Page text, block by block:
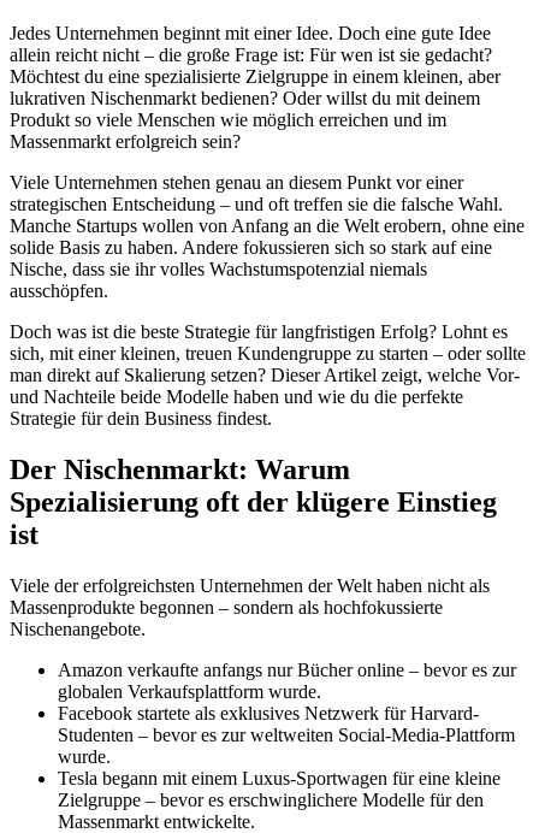
Jedes Unternehmen beginnt mit einer Idee. Doch eine gute Idee
allein reicht nicht – die große Frage ist: Für wen ist sie gedacht?
Möchtest du eine spezialisierte Zielgruppe in einem kleinen, aber
lukrativen Nischenmarkt bedienen? Oder willst du mit deinem
Produkt so viele Menschen wie möglich erreichen und im
Massenmarkt erfolgreich sein?
Viele Unternehmen stehen genau an diesem Punkt vor einer
strategischen Entscheidung – und oft treffen sie die falsche Wahl.
Manche Startups wollen von Anfang an die Welt erobern, ohne eine
solide Basis zu haben. Andere fokussieren sich so stark auf eine
Nische, dass sie ihr volles Wachstumspotenzial niemals
ausschöpfen.
Doch was ist die beste Strategie für langfristigen Erfolg? Lohnt es
sich, mit einer kleinen, treuen Kundengruppe zu starten – oder sollte
man direkt auf Skalierung setzen? Dieser Artikel zeigt, welche Vor-
und Nachteile beide Modelle haben und wie du die perfekte
Strategie für dein Business findest.
Der Nischenmarkt: Warum
Spezialisierung oft der klügere Einstieg
ist
Viele der erfolgreichsten Unternehmen der Welt haben nicht als
Massenprodukte begonnen – sondern als hochfokussierte
Nischenangebote.
Amazon verkaufte anfangs nur Bücher online – bevor es zur
globalen Verkaufsplattform wurde.
Facebook startete als exklusives Netzwerk für Harvard-
Studenten – bevor es zur weltweiten Social-Media-Plattform
wurde.
Tesla begann mit einem Luxus-Sportwagen für eine kleine
Zielgruppe – bevor es erschwinglichere Modelle für den
Massenmarkt entwickelte.